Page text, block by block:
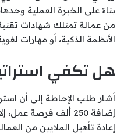
بناءً على الخبرة العملية
من عمالة تمتلك شهادات
الأنظمة الذكية، أو مهارات
هل تكفي
أشار طلب الإحاطة إلى أن
إضافة 250 ألف فرصة
إعادة تأهيل الملايين من